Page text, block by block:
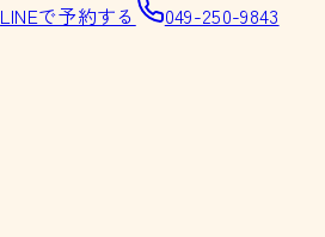
LINEで予約する 049-250-9843